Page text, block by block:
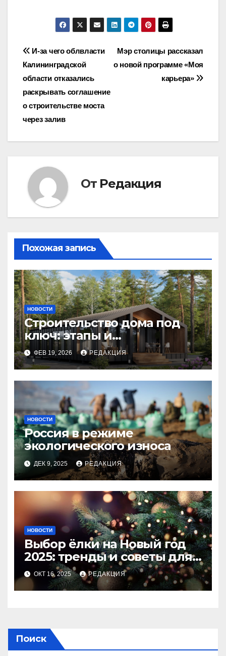
Навигация
по
записям
Мэр столицы рассказал
о новой программе «Моя
карьера»
И-за чего облвласти
Калининградской
области отказались
раскрывать соглашение
о строительстве моста
через залив
От Редакция
Похожая запись
НОВОСТИ
Строительство дома под
ключ: этапы и
планирование бюджета
ФЕВ 19, 2026 РЕДАКЦИЯ
НОВОСТИ
Россия в режиме
экологического износа
ДЕК 9, 2025 РЕДАКЦИЯ
НОВОСТИ
Выбор ёлки на Новый год
2025: тренды и советы для
идеального праздника
ОКТ 16, 2025 РЕДАКЦИЯ
Поиск